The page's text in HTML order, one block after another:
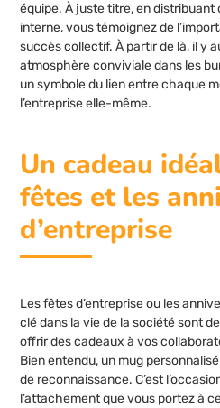
équipe. À juste titre, en distribuant
interne, vous témoignez de
succès collectif. À partir de là, il y
atmosphère conviviale dans les
un symbole du lien entre chaque
l’entreprise elle-même.
Un cadeau
fêtes et les
d’entreprise
Les fêtes d’entreprise ou les
clé dans la vie de la société sont
offrir des cadeaux à vos
Bien entendu, un mug
de reconnaissance. C’est
l’attachement que vous portez à